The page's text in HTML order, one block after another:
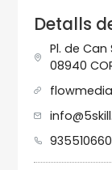
Detalls
Pl. de Can
08940
935510660